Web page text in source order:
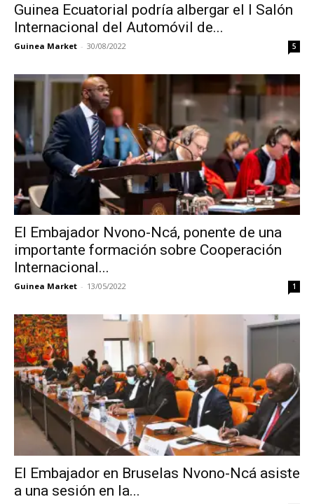
Guinea Ecuatorial podría albergar el I Salón
Internacional del Automóvil de...
Guinea Market - 30/08/2022 5
El Embajador Nvono-Ncá, ponente de una
importante formación sobre Cooperación
Internacional...
Guinea Market - 13/05/2022 1
El Embajador en Bruselas Nvono-Ncá asiste
a una sesión en la...